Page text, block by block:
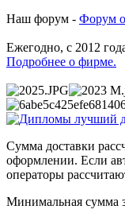
Наш форум - Форум
Ежегодно, с 2012
Подробнее о фирме.
Сумма доставки
оформлении. Если
операторы
Минимальная сумма